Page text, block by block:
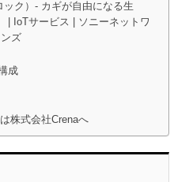
ク）- カギが自由になる生
| IoTサービス | ソニーネットワ
ズ
成
株式会社Crenaへ